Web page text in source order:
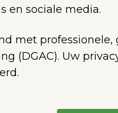
en sociale media.
met professionele,
(DGAC). Uw